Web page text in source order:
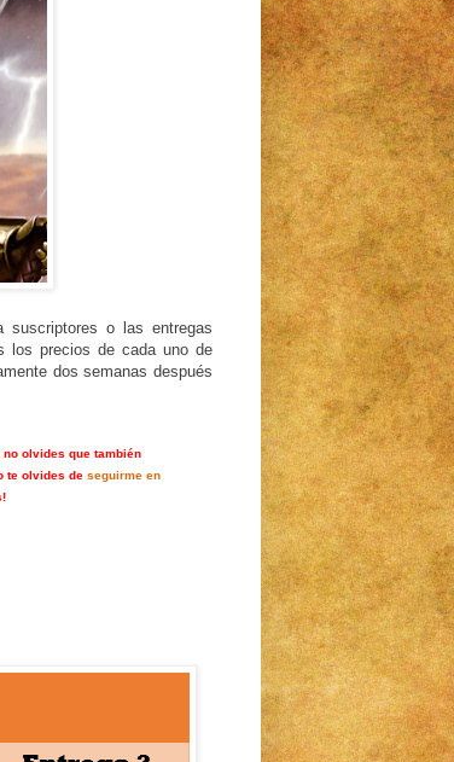
o las entregas
los precios de cada uno de
dos semanas después
olvides que también
te olvides de seguirme en